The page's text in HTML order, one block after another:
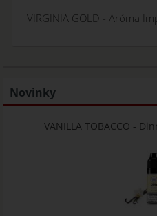
VIRGINIA GOLD - Aróma
Novinky
VANILLA TOBACCO -